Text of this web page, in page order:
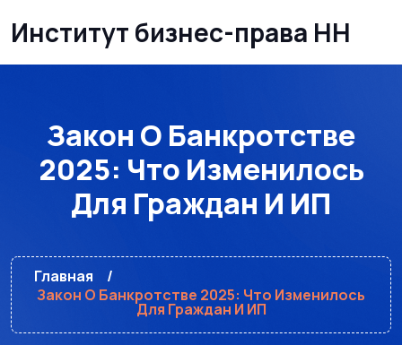
Институт бизнес-права НН
Закон О Банкротстве
2025: Что Изменилось
Для Граждан И ИП
Главная
Закон О Банкротстве 2025: Что Изменилось
Для Граждан И ИП